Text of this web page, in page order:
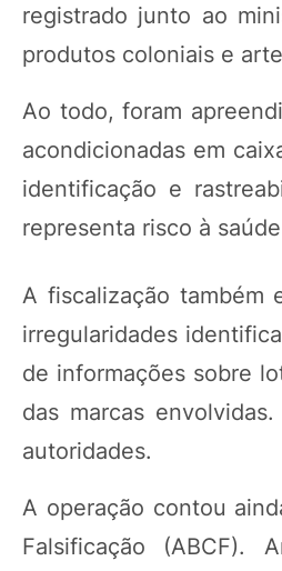
registrado junto ao
produtos coloniais e
Ao todo, foram
acondicionadas em
identificação e
representa risco à
A fiscalização também
irregularidades
de informações sobre
das marcas
autoridades.
A operação contou
Falsificação (ABCF).